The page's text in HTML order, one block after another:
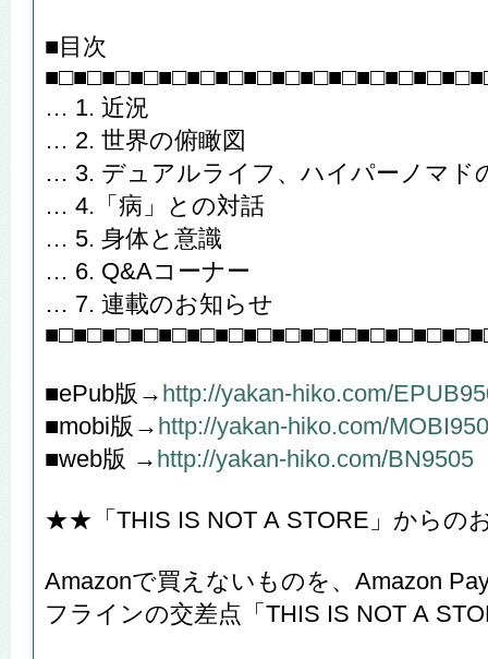
■目次
… 1. 近況
… 2. 世界の俯瞰図
… 3. デュアルライフ、ハイパーノマド
… 4.「病」との対話
… 5. 身体と意識
… 6. Q&Aコーナー
… 7. 連載のお知らせ
■ePub版→ http://yakan-hiko.com/
■mobi版→ http://yakan-hiko.com/
■web版 → http://yakan-hiko.com/BN9505
★★「THIS IS NOT A STORE」から
Amazonで買えないものを、Amazon
フラインの交差点「THIS IS NOT A